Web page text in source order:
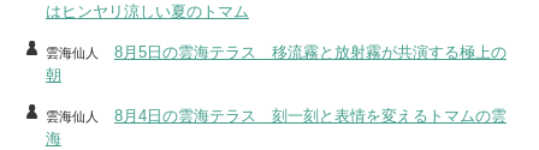
はヒンヤリ涼しい夏のトマム
雲海仙人
8月5日の雲海テラス 移流霧と放射霧が共演する極上の
朝
雲海仙人
8月4日の雲海テラス 刻一刻と表情を変えるトマムの雲
海